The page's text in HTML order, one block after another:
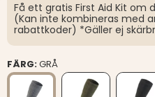
Få ett gratis First Aid Kit om
(Kan inte kombineras med
rabattkoder) *Gäller ej
FÄRG:GRÅ